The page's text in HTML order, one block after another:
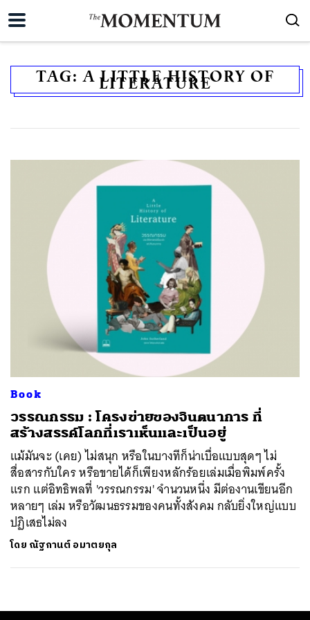
TAG:A LITTLE HISTORY OF
LITERATURE
Book
วรรณกรรม : โครงข่ายของจินตนาการ ที่
สร้างสรรค์โลกที่เราเห็นและเป็นอยู่
แม้มันจะ (เคย) ไม่สนุก หรือในบางทีก็น่าเบื่อแบบสุดๆ ไม่
สื่อสารกับใคร หรือขายได้ก็เพียงหลักร้อยเล่มเมื่อพิมพ์ครั้ง
แรก แต่อิทธิพลที่ 'วรรณกรรม' จำนวนหนึ่ง มีต่องานเขียนอีก
หลายๆ เล่ม หรือวัฒนธรรมของคนทั้งสังคม กลับยิ่งใหญ่แบบ
ปฏิเสธไม่ลง
โดย ณัฐกานต์ อมาตยกุล
SHARE TWEET LINE EMAIL